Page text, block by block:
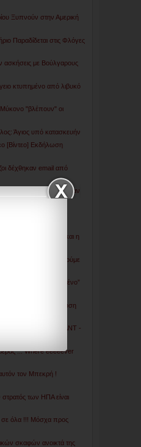
Ξυπνούν στην Αμερική
Παραδίδεται στις Φλόγες
ασκήσεις με Βούλγαρους
κτυπημένο από λιβυκό
"βλέπουν" οι
Άγιος υπό κατασκευήν
[Βίντεο] Εκδήλωση
δέχθηκαν email από
μισθοφόροι εμφανίστηκαν
1854: Η Βρετανία και η
καλά !!! Τι θα δούμε
για το “εξαφανισμένο”
επισπεύει την διάλυση
στην Ουκρανία: ΔΝΤ -
... Where eeeeever
τον Μπεκρή !
των ΗΠΑ είναι
σε όλα !!! Μόσχα προς
σκαφών ανοικτά της